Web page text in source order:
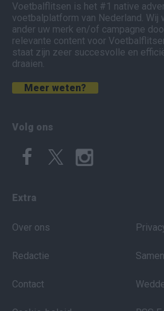
Voetbalflitsen is het #1 native
voetbalplatform van Nederland. Wij
ander uw merk en/of campagne
relevante content voor
staat zijn zeer succesvolle en
draaien.
Meer weten?
Volg ons
Extra
Over ons
Redactie
Contact